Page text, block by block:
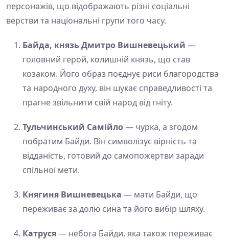
персонажів, що відображають різні соціальні
верстви та національні групи того часу.
Байда, князь Дмитро Вишневецький —
головний герой, колишній князь, що став
козаком. Його образ поєднує риси благородства
та народного духу, він шукає справедливості та
прагне звільнити свій народ від гніту.
Тульчинський Самійло— чурка, а згодом
побратим Байди. Він символізує вірність та
відданість, готовий до самопожертви заради
спільної мети.
Княгиня Вишневецька — мати Байди, що
переживає за долю сина та його вибір шляху.
Катруся— небога Байди, яка також переживає